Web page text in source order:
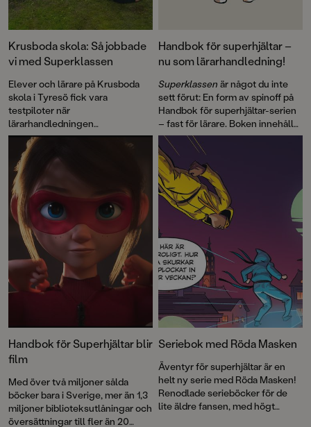
Krusboda skola: Så jobbade
vi med Superklassen
Elever och lärare på Krusboda
skola i Tyresö fick vara
testpiloter när
lärarhandledningen
Superklassenkom till.
Resultatet: roliga minnen och en
burk som skapar smittsam
snällhet.
Handbok för superhjältar –
nu som lärarhandledning!
Superklassen är något du inte
sett förut: En form av spinoff på
Handbok för superhjältar-serien
– fast för lärare. Boken innehåller
25 enkla övningar som ska ge
eleverna bättre
samarbetsförmåga, motivation
och mod att misslyckas.
Materialet har tagits fram
tillsammans med olika experter,
pedagoger och elever.
Handbok för Superhjältar blir
film
Med över två miljoner sålda
böcker bara i Sverige, mer än 1,3
miljoner biblioteksutlåningar och
översättningar till fler än 20
Seriebok med Röda Masken
Äventyr för superhjältar är en
helt ny serie med Röda Masken!
Renodlade serieböcker för de
lite äldre fansen, med högt